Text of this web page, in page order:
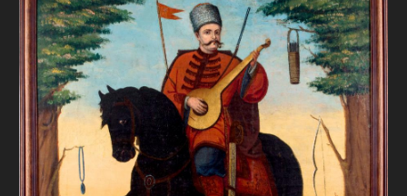
FAQ
ОНЛАЙН-КРАМНИЦЯ
ПІДТРИМАТИ